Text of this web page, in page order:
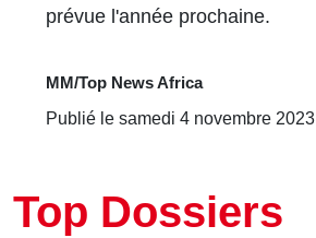
prévue l'année prochaine.
MM/Top News Africa
Publié le samedi 4 novembre 2023
Top Dossiers